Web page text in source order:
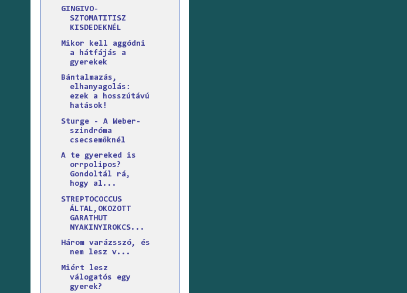
GINGIVO-
SZTOMATITISZ
KISDEDEKNÉL
Mikor kell aggódni
a hátfájás a
gyerekek
Bántalmazás,
elhanyagolás:
ezek a hosszútávú
hatások!
Sturge - A Weber-
szindróma
csecsemőknél
A te gyereked is
orrpolipos?
Gondoltál rá,
hogy al...
STREPTOCOCCUS
ÁLTAL,OKOZOTT
GARATHUT
NYAKINYIROKCS...
Három varázsszó, és
nem lesz v...
Miért lesz
válogatós egy
gyerek?